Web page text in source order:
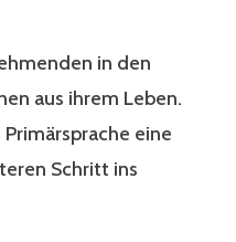
in den
aus ihrem Leben.
eine
Schritt ins